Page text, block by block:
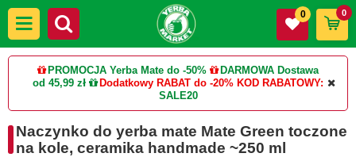
PROMOCJA Yerba Mate do -50%
DARMOWA Dostawa
od 45,99 zł
Dodatkowy RABAT do -20% KOD RABATOWY:
SALE20
0 0
Naczynko do yerba mate Mate Green toczone
na kole, ceramika handmade ~250 ml